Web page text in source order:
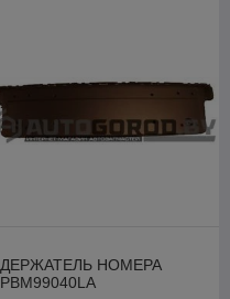
ДЕРЖАТЕЛЬ НОМЕРА
PBM99040LA